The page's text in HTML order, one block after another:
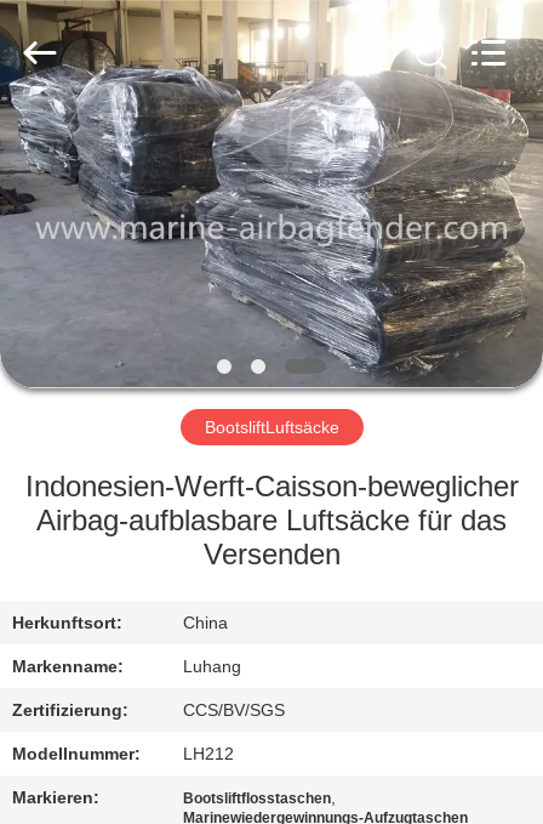
ZU
HAUSE
PRODUKTE
ÜBER
UNS
WERKSBESICHTIGUNG
QUALITÄTSKONTROLLE
MIT
UNS
BITTE UM
EIN
Airbag
and
Fender
Co.,
Ltd.
All
Rights
Reserved.
BootsliftLuftsäcke
Indonesien-Werft-Caisson-beweglicher
Airbag-aufblasbare Luftsäcke für das
Versenden
Herkunftsort: China
Markenname: Luhang
Zertifizierung: CCS/BV/SGS
Modellnummer: LH212
Markieren: Bootsliftflosstaschen,
Marinewiedergewinnungs-Aufzugtaschen